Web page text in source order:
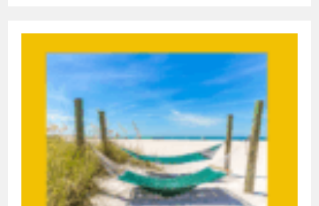
Une
Activité
Saisonnière
?